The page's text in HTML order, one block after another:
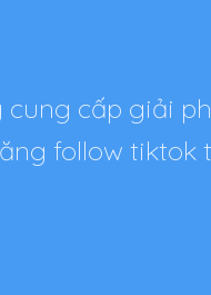
cung cấp giải
follow tiktok